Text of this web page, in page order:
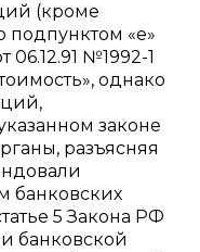
(кроме
подпунктом «е»
06.12.91 №1992-1
однако
законе
разъясняя
банковских
5 Закона РФ
банковской